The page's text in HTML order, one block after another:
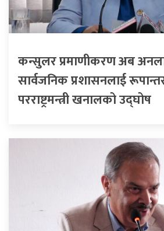
कन्सुलर प्रमाणीकरण अब
सार्वजनिक प्रशासनलाई
परराष्ट्रमन्त्री खनालको उद्घोष